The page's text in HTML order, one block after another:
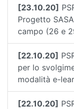
[23.10.20]
Progetto
campo (26 e
[22.10.20]
per lo
modalità e-
[22.10.20]